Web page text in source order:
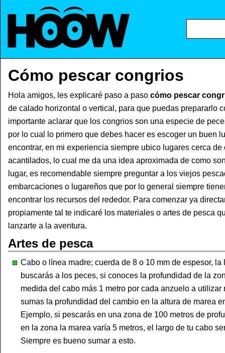
Cómo pescar congrios
Hola amigos, les explicaré paso a paso cómo pescar
de calado horizontal o vertical, para que puedas prepararlo
importante aclarar que los congrios son una especie de
por lo cual lo primero que debes hacer es escoger un buen
encontrar, en mi experiencia siempre ubico lugares cerca de
acantilados, lo cual me da una idea aproximada de como
lugar, es recomendable siempre preguntar a los viejos
embarcaciones o lugareños que por lo general siempre
encontrar los recursos del rededor. Para comenzar ya
propiamente tal te indicaré los materiales o artes de pesca
lanzarte a la aventura.
Artes de pesca
Cabo o línea madre; cuerda de 8 o 10 mm de espesor,
buscarás a los peces, si conoces la profundidad de la
medida del cabo más 1 metro por cada anzuelo a utilizar
sumas la profundidad del cambio en la altura de marea
Ejemplo, si pescarás en una zona de 100 metros de
en la zona la marea varía 5 metros, el largo de tu cabo
Siempre es bueno sumar a esto.